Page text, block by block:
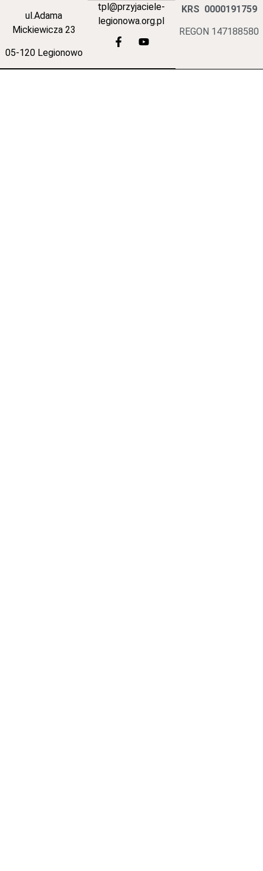
ul.Adama
Mickiewicza 23
05-120 Legionowo
tpl@przyjaciele-
legionowa.org.pl
KRS 0000191759
REGON 147188580